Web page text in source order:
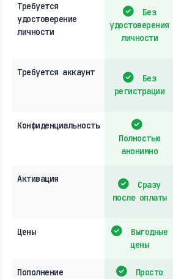
Требуется
удостоверение
личности
Без
удостоверения
личности
Требуется аккаунт
Без
регистрации
Конфиденциальность
Полностью
анонимно
Активация
Сразу
после оплаты
Цены
Выгодные
цены
Пополнение
Просто